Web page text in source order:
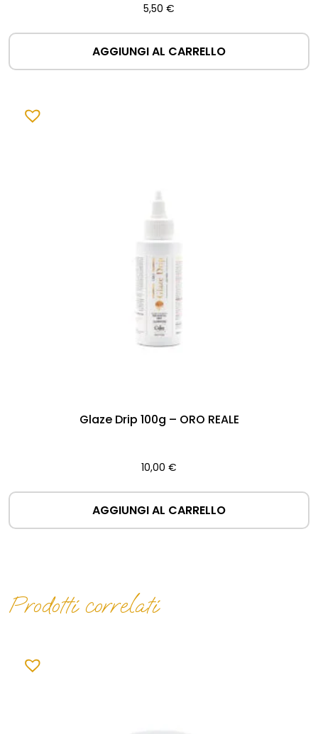
5,50 €
AGGIUNGI AL CARRELLO
Glaze Drip 100g – ORO REALE
10,00 €
AGGIUNGI AL CARRELLO
Prodotti correlati